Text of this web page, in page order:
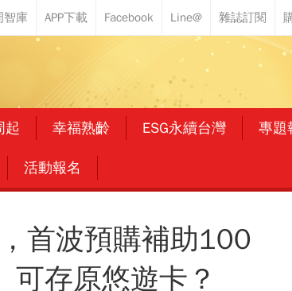
起 幸福熟齡 ESG永續台灣 專題
活動報名
首波預購補助100
可存原悠遊卡？